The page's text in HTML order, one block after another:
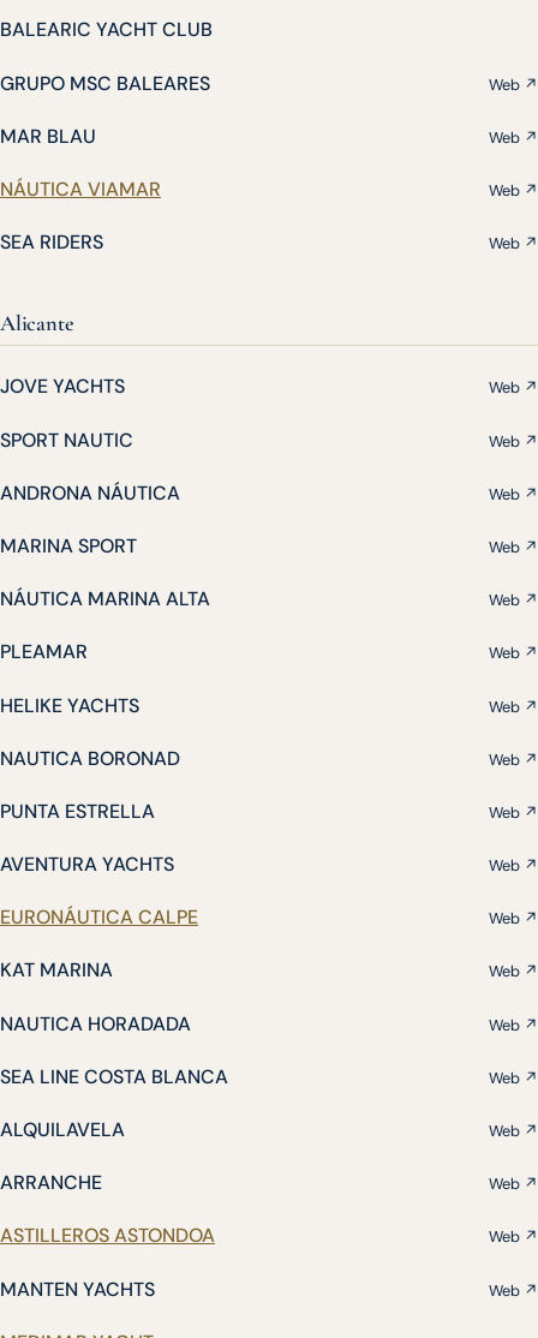
BALEARIC YACHT CLUB
GRUPO MSC BALEARES Web ↗
MAR BLAU Web ↗
NÁUTICA VIAMAR Web ↗
SEA RIDERS Web ↗
Alicante
JOVE YACHTS Web ↗
SPORT NAUTIC Web ↗
ANDRONA NÁUTICA Web ↗
MARINA SPORT Web ↗
NÁUTICA MARINA ALTA Web ↗
PLEAMAR Web ↗
HELIKE YACHTS Web ↗
NAUTICA BORONAD Web ↗
PUNTA ESTRELLA Web ↗
AVENTURA YACHTS Web ↗
EURONÁUTICA CALPE Web ↗
KAT MARINA Web ↗
NAUTICA HORADADA Web ↗
SEA LINE COSTA BLANCA Web ↗
ALQUILAVELA Web ↗
ARRANCHE Web ↗
ASTILLEROS ASTONDOA Web ↗
MANTEN YACHTS Web ↗